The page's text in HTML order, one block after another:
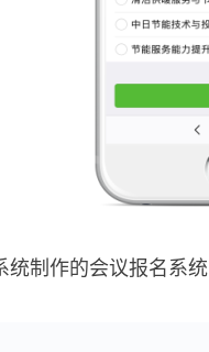
统制作的会议报名系统